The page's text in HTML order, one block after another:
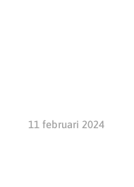
11 februari 2024